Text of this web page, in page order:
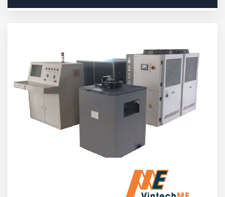
Máy này chủ yếu được sử dụng để kiểm tra mỏi các
loại lò xo nén xoắn, lò xo kéo và lò xo đĩa nhỏ với
tải trọng tổng cộng dưới 5000N và không gian thử
nghiệm dưới 400mm. Với các công cụ phù hợp, máy
có thể thực hiện kiểm tra mỏi của lò xo xoắn. Ngoài
ra, có thể trang bị thêm hộp nhiệt để kiểm tra tuổi
thọ của lò xo dưới các nhiệt độ khác nhau.